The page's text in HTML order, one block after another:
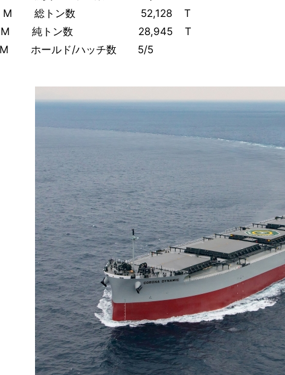
総トン数 52,128 T
純トン数 28,945 T
ホールド/ハッチ数 5/5